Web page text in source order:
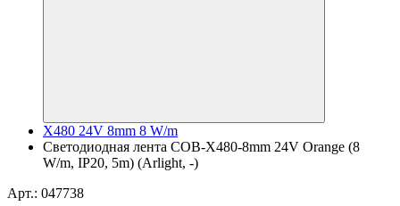
X480 24V 8mm 8 W/m
Светодиодная лента COB-X480-8mm 24V Orange (8
W/m, IP20, 5m) (Arlight, -)
Арт.: 047738